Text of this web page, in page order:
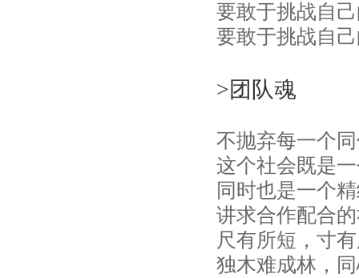
要敢于挑战自
要敢于挑战自
>团队魂
不抛弃每一个
这个社会既是
同时也是一个
讲求合作配合
尺有所短，寸
独木难成林，